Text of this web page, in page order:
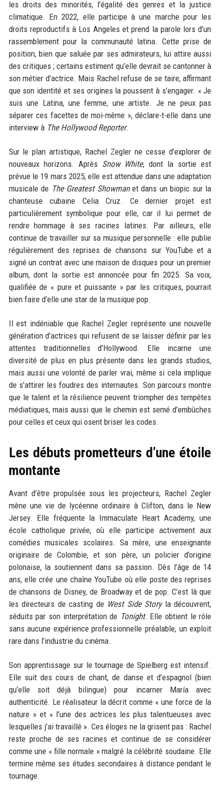
les droits des minorités, l’égalité des genres et la justice
climatique. En 2022, elle participe à une marche pour les
droits reproductifs à Los Angeles et prend la parole lors d’un
rassemblement pour la communauté latina. Cette prise de
position, bien que saluée par ses admirateurs, lui attire aussi
des critiques ; certains estiment qu’elle devrait se cantonner à
son métier d’actrice. Mais Rachel refuse de se taire, affirmant
que son identité et ses origines la poussent à s’engager. « Je
suis une Latina, une femme, une artiste. Je ne peux pas
séparer ces facettes de moi-même », déclare-t-elle dans une
interview à The Hollywood Reporter.
Sur le plan artistique, Rachel Zegler ne cesse d’explorer de
nouveaux horizons. Après Snow White, dont la sortie est
prévue le 19 mars 2025, elle est attendue dans une adaptation
musicale de The Greatest Showmanet dans un biopic sur la
chanteuse cubaine Celia Cruz. Ce dernier projet est
particulièrement symbolique pour elle, car il lui permet de
rendre hommage à ses racines latines. Par ailleurs, elle
continue de travailler sur sa musique personnelle : elle publie
régulièrement des reprises de chansons sur YouTube et a
signé un contrat avec une maison de disques pour un premier
album, dont la sortie est annoncée pour fin 2025. Sa voix,
qualifiée de « pure et puissante » par les critiques, pourrait
bien faire d’elle une star de la musique pop.
Il est indéniable que Rachel Zegler représente une nouvelle
génération d’actrices qui refusent de se laisser définir par les
attentes traditionnelles d’Hollywood. Elle incarne une
diversité de plus en plus présente dans les grands studios,
mais aussi une volonté de parler vrai, même si cela implique
de s’attirer les foudres des internautes. Son parcours montre
que le talent et la résilience peuvent triompher des tempêtes
médiatiques, mais aussi que le chemin est semé d’embûches
pour celles et ceux qui osent briser les codes.
Les débuts prometteurs d’une étoile
montante
Avant d’être propulsée sous les projecteurs, Rachel Zegler
mène une vie de lycéenne ordinaire à Clifton, dans le New
Jersey. Elle fréquente la Immaculate Heart Academy, une
école catholique privée, où elle participe activement aux
comédies musicales scolaires. Sa mère, une enseignante
originaire de Colombie, et son père, un policier d’origine
polonaise, la soutiennent dans sa passion. Dès l’âge de 14
ans, elle crée une chaîne YouTube où elle poste des reprises
de chansons de Disney, de Broadway et de pop. C’est là que
les directeurs de casting de West Side Storyla découvrent,
séduits par son interprétation de Tonight. Elle obtient le rôle
sans aucune expérience professionnelle préalable, un exploit
rare dans l’industrie du cinéma.
Son apprentissage sur le tournage de Spielberg est intensif.
Elle suit des cours de chant, de danse et d’espagnol (bien
qu’elle soit déjà bilingue) pour incarner María avec
authenticité. Le réalisateur la décrit comme « une force de la
nature » et « l’une des actrices les plus talentueuses avec
lesquelles j’ai travaillé ». Ces éloges ne la grisent pas : Rachel
reste proche de ses racines et continue de se considérer
comme une « fille normale » malgré la célébrité soudaine. Elle
termine même ses études secondaires à distance pendant le
tournage.